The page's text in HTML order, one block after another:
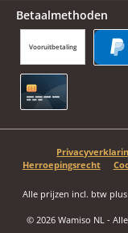
Betaalmethoden
Vooruitbetaling
Herroepingsrecht
Alle prijzen incl. btw plus
© 2026 Wamiso NL -